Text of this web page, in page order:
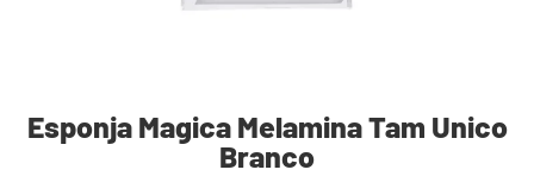
Esponja Magica Melamina Tam Unico
Branco